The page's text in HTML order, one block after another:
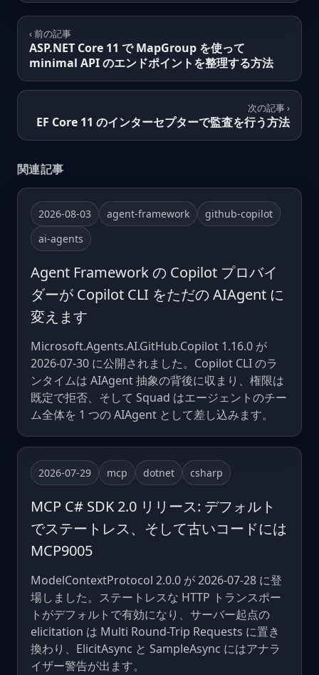
‹ 前の記事
ASP.NET Core 11 で MapGroup を使って
minimal API のエンドポイントを整理する方法
次の記事 ›
EF Core 11 のインターセプターで監査を行う方法
関連記事
2026-08-03 agent-framework
github-copilot
ai-agents
Agent Framework の Copilot プロバイ
ダーが Copilot CLI をただの AIAgent に
変えます
Microsoft.Agents.AI.GitHub.Copilot 1.16.0 が
2026-07-30 に公開されました。Copilot CLI のラ
ンタイムは AIAgent 抽象の背後に収まり、権限は
既定で拒否、そして Squad はエージェントのチー
ム全体を 1 つの AIAgent として差し込みます。
2026-07-29 mcp dotnet csharp
MCP C# SDK 2.0 リリース: デフォルト
でステートレス、そして古いコードには
MCP9005
ModelContextProtocol 2.0.0 が 2026-07-28 に登
場しました。ステートレスな HTTP トランスポー
トがデフォルトで有効になり、サーバー起点の
elicitation は Multi Round-Trip Requests に置き
換わり、ElicitAsync と SampleAsync にはアナラ
イザー警告が出ます。